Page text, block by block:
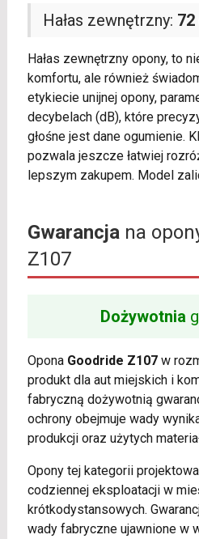
Hałas zewnętrzny:
Hałas zewnętrzny opony, to
komfortu, ale również
etykiecie unijnej opony,
decybelach (dB), które
głośne jest dane ogumienie.
pozwala jeszcze łatwiej
lepszym zakupem. Model
Gwarancjana
Z107
Dożywotnia
Opona Goodride Z107w
produkt dla aut miejskich i
fabryczną dożywotnią
ochrony obejmuje wady
produkcji oraz użytych
Opony tej kategorii
codziennej eksploatacji w
krótkodystansowych.
wady fabryczne ujawnione w